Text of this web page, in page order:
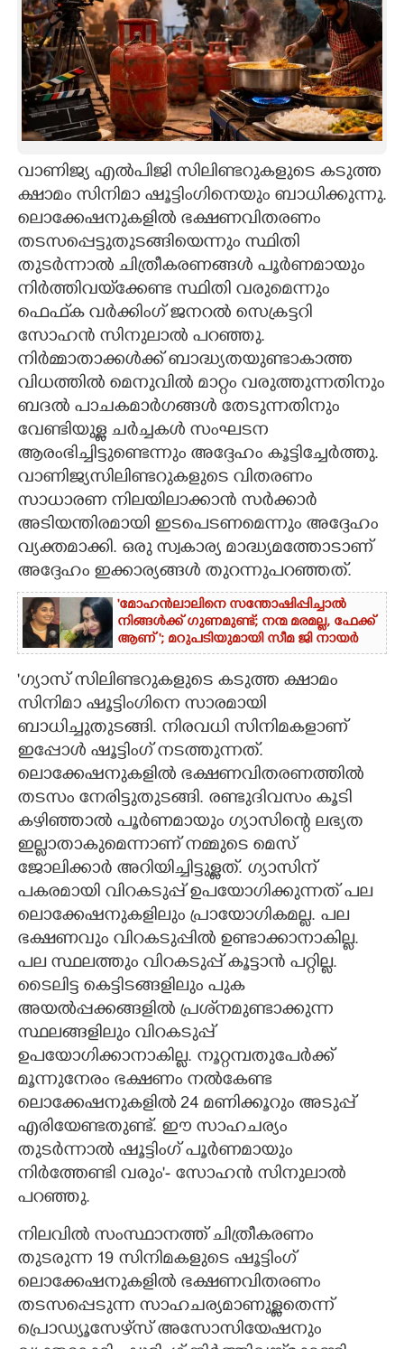
INFO+
ART
ASTRO
CARTOONS
LITERATURE
ZOOM
CONTACT US
വാണിജ്യ എൽപിജി സിലിണ്ടറുകളുടെ കടുത്ത
ക്ഷാമം സിനിമാ ഷൂട്ടിംഗിനെയും ബാധിക്കുന്നു.
ലൊക്കേഷനുകളിൽ ഭക്ഷണവിതരണം
തടസപ്പെട്ടുതുടങ്ങിയെന്നും സ്ഥിതി
തുടർന്നാൽ ചിത്രീകരണങ്ങൾ പൂർണമായും
നിർത്തിവയ്‌ക്കേണ്ട സ്ഥിതി വരുമെന്നും
ഫെഫ്‌ക വർക്കിംഗ് ജനറൽ സെക്രട്ടറി
സോഹൻ സിനുലാൽ പറഞ്ഞു.
നിർമ്മാതാക്കൾക്ക് ബാദ്ധ്യതയുണ്ടാകാത്ത
വിധത്തിൽ മെനുവിൽ മാറ്റം വരുത്തുന്നതിനും
ബദൽ പാചകമാർഗങ്ങൾ തേടുന്നതിനും
വേണ്ടിയുള്ള ചർച്ചകൾ സംഘടന
ആരംഭിച്ചിട്ടുണ്ടെന്നും അദ്ദേഹം കൂട്ടിച്ചേർത്തു.
വാണിജ്യസിലിണ്ടറുകളുടെ വിതരണം
സാധാരണ നിലയിലാക്കാൻ സർക്കാർ
അടിയന്തിരമായി ഇടപെടണമെന്നും അദ്ദേഹം
വ്യക്തമാക്കി. ഒരു സ്വകാര്യ മാദ്ധ്യമത്തോടാണ്
അദ്ദേഹം ഇക്കാര്യങ്ങൾ തുറന്നുപറഞ്ഞത്.
'മോഹൻലാലിനെ സന്തോഷിപ്പിച്ചാൽ
നിങ്ങൾക്ക് ഗുണമുണ്ട്; നന്മ മരമല്ല, ഫേക്ക്
ആണ് '; മറുപടിയുമായി സീമ ജി നായർ
'ഗ്യാസ് സിലിണ്ടറുകളുടെ കടുത്ത ക്ഷാമം
സിനിമാ ഷൂട്ടിംഗിനെ സാരമായി
ബാധിച്ചുതുടങ്ങി. നിരവധി സിനിമകളാണ്
ഇപ്പോൾ ഷൂട്ടിംഗ് നടത്തുന്നത്.
ലൊക്കേഷനുകളിൽ ഭക്ഷണവിതരണത്തിൽ
തടസം നേരിട്ടുതുടങ്ങി. രണ്ടുദിവസം കൂടി
കഴിഞ്ഞാൽ പൂർണമായും ഗ്യാസിന്റെ ലഭ്യത
ഇല്ലാതാകുമെന്നാണ് നമ്മുടെ മെസ്
ജോലിക്കാർ അറിയിച്ചിട്ടുള്ളത്. ഗ്യാസിന്
പകരമായി വിറകടുപ്പ് ഉപയോഗിക്കുന്നത് പല
ലൊക്കേഷനുകളിലും പ്രായോഗികമല്ല. പല
ഭക്ഷണവും വിറകടുപ്പിൽ ഉണ്ടാക്കാനാകില്ല.
പല സ്ഥലത്തും വിറകടുപ്പ് കൂട്ടാൻ പറ്റില്ല.
ടൈലിട്ട കെട്ടിടങ്ങളിലും പുക
അയൽപ്പക്കങ്ങളിൽ പ്രശ്‌നമുണ്ടാക്കുന്ന
സ്ഥലങ്ങളിലും വിറകടുപ്പ്
ഉപയോഗിക്കാനാകില്ല. നൂറ്റമ്പതുപേർക്ക്
മൂന്നുനേരം ഭക്ഷണം നൽകേണ്ട
ലൊക്കേഷനുകളിൽ 24 മണിക്കൂറും അടുപ്പ്
എരിയേണ്ടതുണ്ട്. ഈ സാഹചര്യം
തുടർന്നാൽ ഷൂട്ടിംഗ് പൂർണമായും
നിർത്തേണ്ടി വരും'- സോഹൻ സിനുലാൽ
പറഞ്ഞു.
നിലവിൽ സംസ്ഥാനത്ത് ചിത്രീകരണം
തുടരുന്ന 19 സിനിമകളുടെ ഷൂട്ടിംഗ്
ലൊക്കേഷനുകളിൽ ഭക്ഷണവിതരണം
തടസപ്പെടുന്ന സാഹചര്യമാണുള്ളതെന്ന്
പ്രൊഡ്യൂസേഴ്‌സ് അസോസിയേഷനും